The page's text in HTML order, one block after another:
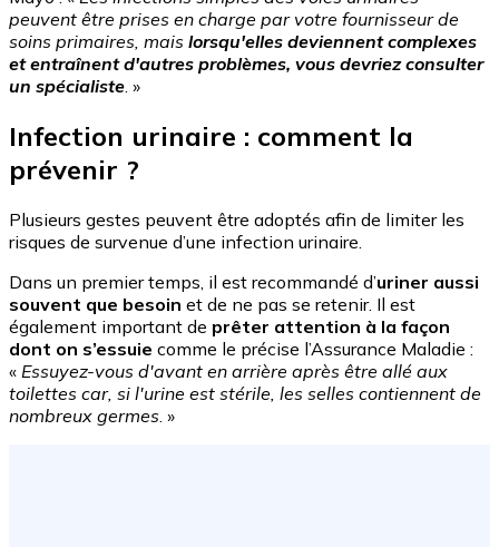
peuvent être prises en charge par votre fournisseur de
soins primaires, mais lorsqu'elles deviennent complexes
et entraînent d'autres problèmes, vous devriez consulter
un spécialiste. »
Infection urinaire : comment la
prévenir ?
Plusieurs gestes peuvent être adoptés afin de limiter les
risques de survenue d’une infection urinaire.
Dans un premier temps, il est recommandé d’uriner aussi
souvent que besoin et de ne pas se retenir. Il est
également important de prêter attention à la façon
dont on s’essuie comme le précise l’Assurance Maladie :
« Essuyez-vous d'avant en arrière après être allé aux
toilettes car, si l'urine est stérile, les selles contiennent de
nombreux germes. »